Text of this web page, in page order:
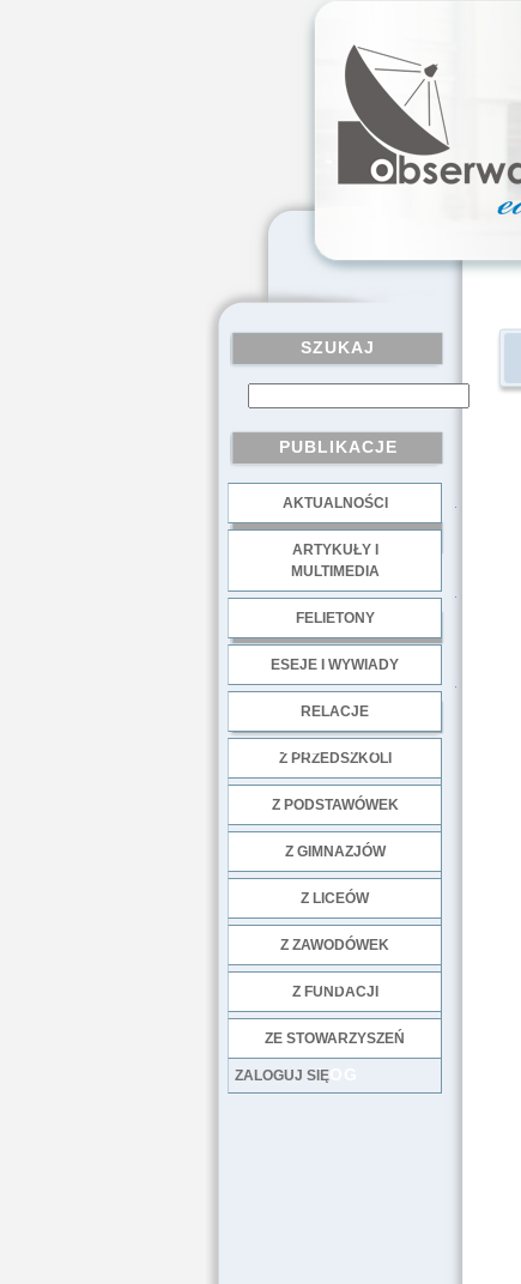
SZUKAJ
PUBLIKACJE
AKTUALNOŚCI
ARTYKUŁY I
MULTIMEDIA
FELIETONY
ESEJE I WYWIADY
RELACJE
Z PRZEDSZKOLI
Z PODSTAWÓWEK
Z GIMNAZJÓW
Z LICEÓW
Z ZAWODÓWEK
Z FUNDACJI
ZE STOWARZYSZEŃ
LOG
ZALOGUJ SIĘ